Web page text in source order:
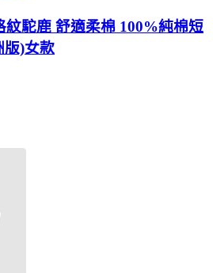
紋駝鹿 舒適柔棉 100%純棉短
版)女款